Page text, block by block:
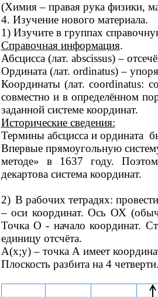
(Химия – правая рука физики,
4. Изучение нового материала.
1) Изучите в группах
Справочная информация.
Абсцисса (лат. abscissus) –
Ордината (лат. ordinatus) –
Координаты (лат.coordinatus: co
совместно и в определённом
заданной системе координат.
Исторические сведения:
Термины абсцисса и ордината
Впервые прямоугольную
методе» в 1637 году.
декартова система координат.
2) В рабочих тетрадях:
– оси координат. Ось ОХ
Точка О - начало координат.
единицу отсчёта.
А(х;у) – точка А имеет
Плоскость разбита на 4 четверти.